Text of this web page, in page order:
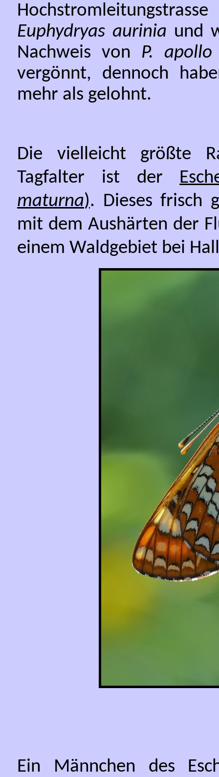
Euphydryas aurinia und
Nachweis von P. apollo
vergönnt, dennoch
mehr als gelohnt.
Die vielleicht größte
Tagfalter ist der
maturna). Dieses frisch
mit dem Aushärten der
einem Waldgebiet bei
Ein Männchen des